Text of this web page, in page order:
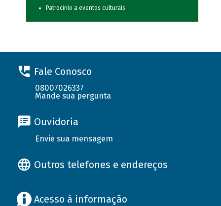
Patrocínio a eventos culturais
Fale Conosco
08007026337
Mande sua pergunta
Ouvidoria
Envie sua mensagem
Outros telefones e endereços
Acesso à informação